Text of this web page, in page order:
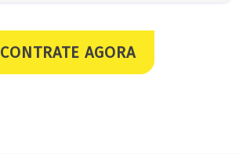
CONTRATE AGORA